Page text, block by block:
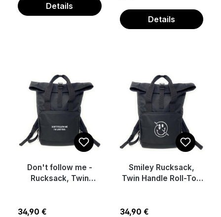
Details
Details
Don't follow me -
Rucksack, Twin
Regulärer Preis:
34,90 €
Smiley Rucksack,
Twin Handle Roll-Top
Regulärer Preis:
34,90 €